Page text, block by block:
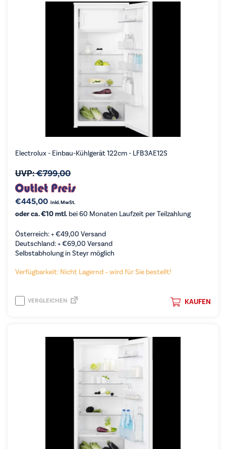
Electrolux - Einbau-Kühlgerät 122cm - LFB3AE12S
UVP:€799,00
€445,00 inkl. MwSt.
oder ca. €10 mtl. bei 60 Monaten Laufzeit per Teilzahlung
Österreich: +€49,00 Versand
Deutschland: +€69,00 Versand
Selbstabholung in Steyr möglich
Verfügbarkeit: Nicht Lagernd – wird für Sie bestellt!
KAUFEN
VERGLEICHEN